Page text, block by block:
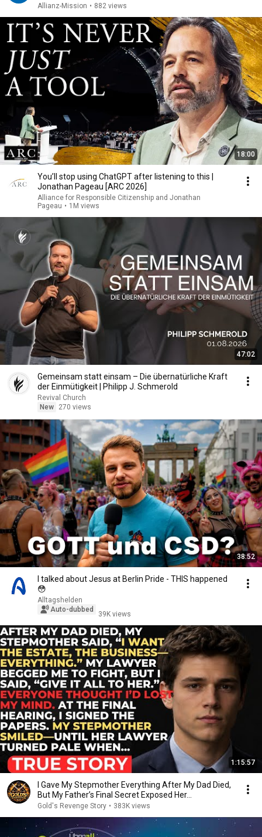
Allianz-Mission • 882 views
18:00
You’ll stop using ChatGPT after listening to this |
Jonathan Pageau [ARC 2026]
Alliance for Responsible Citizenship and Jonathan
Pageau • 1M views
47:02
Gemeinsam statt einsam – Die übernatürliche Kraft
der Einmütigkeit | Philipp J. Schmerold
Revival Church
New
270 views
38:52
I talked about Jesus at Berlin Pride - THIS happened
😳
Alltagshelden
Auto-dubbed
39K views
1:15:57
I Gave My Stepmother Everything After My Dad Died,
But My Father’s Final Secret Exposed Her...
Gold's Revenge Story • 383K views